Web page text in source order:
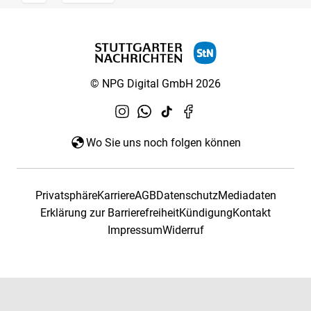
© NPG Digital GmbH 2026
Wo Sie uns noch folgen können
PrivatsphäreKarriereAGBDatenschutzMediadaten
Erklärung zur BarrierefreiheitKündigungKontakt
ImpressumWiderruf